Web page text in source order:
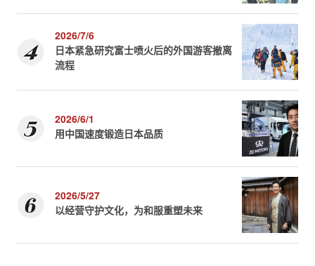
2026/7/6
日本紧急研究富士喷火后的外国游客撤离
流程
2026/6/1
用中国速度锻造日本品质
2026/5/27
以经营守护文化，为和服重塑未来